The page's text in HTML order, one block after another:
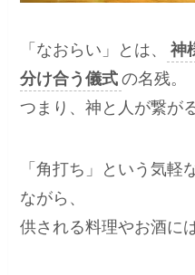
「なおらい」とは、
神
分け合う儀式 の名残。
つまり、神と人が繋が
「角打ち」という気軽
ながら、
供される料理やお酒には